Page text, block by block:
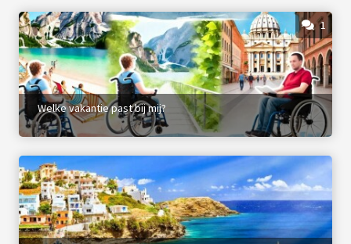
1
Welke vakantie past bij mij?